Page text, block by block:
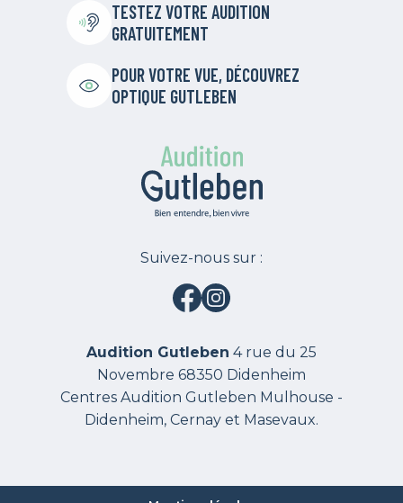
TESTEZ VOTRE AUDITION
GRATUITEMENT
POUR VOTRE VUE, DÉCOUVREZ
OPTIQUE GUTLEBEN
Suivez-nous sur :
Audition Gutleben 4 rue du 25
Novembre 68350 Didenheim
Centres Audition Gutleben Mulhouse -
Didenheim, Cernay et Masevaux.